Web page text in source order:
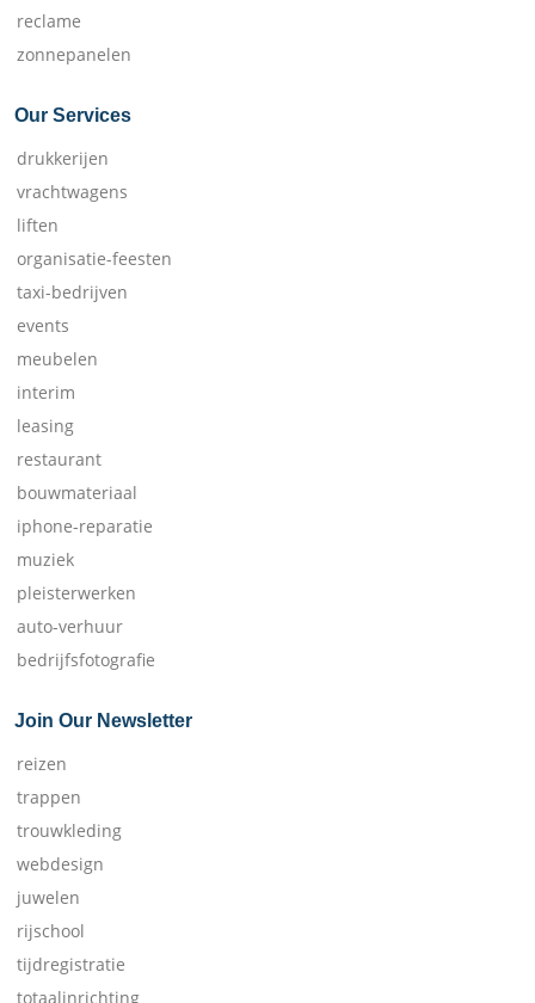
reclame
zonnepanelen
Our Services
drukkerijen
vrachtwagens
liften
organisatie-feesten
taxi-bedrijven
events
meubelen
interim
leasing
restaurant
bouwmateriaal
iphone-reparatie
muziek
pleisterwerken
auto-verhuur
bedrijfsfotografie
Join Our Newsletter
reizen
trappen
trouwkleding
webdesign
juwelen
rijschool
tijdregistratie
totaalinrichting